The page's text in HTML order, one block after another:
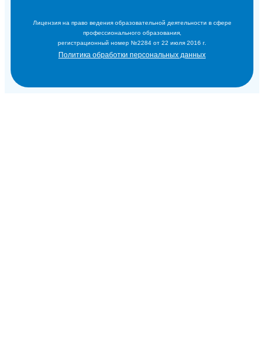
Лицензия на право ведения образовательной деятельности в сфере
профессионального образования,
регистрационный номер №2284 от 22 июля 2016 г.
Политика обработки персональных данных